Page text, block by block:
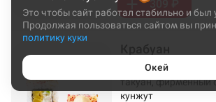
309 ₽
Крем-краб, сыр
такуан, фирменный
кунжут
Это чтобы сайт работал стабильно и был
Продолжая пользоваться сайтом вы
политику куки
Окей